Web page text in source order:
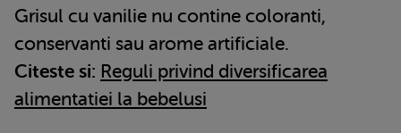
Grisul cu vanilie nu contine coloranti,
conservanti sau arome artificiale.
Citeste si: Reguli privind diversificarea
alimentatiei la bebelusi